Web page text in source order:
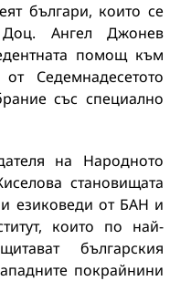
българи, които се
Ангел Джонев
помощ към
от Седемнадесетото
със специално
на Народното
становищата
езиковеди от БАН и
които по най-
българския
покрайнини